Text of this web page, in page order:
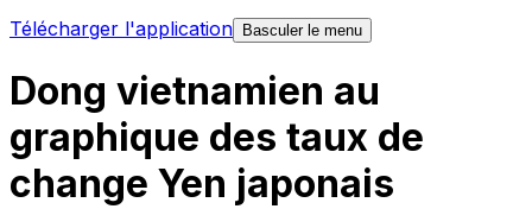
Télécharger l'application
Basculer le menu
Dong vietnamien au
graphique des taux de
change Yen japonais